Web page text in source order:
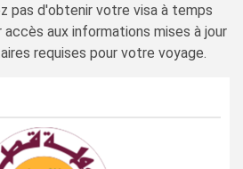
pas d'obtenir votre visa à temps
aux informations mises à jour
requises pour votre voyage.